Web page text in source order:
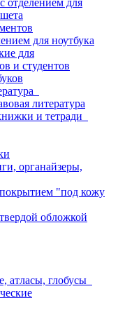
отделением для
для ноутбука
для
и студентов
литература
и тетради
органайзеры,
"под кожу
обложкой
атласы, глобусы